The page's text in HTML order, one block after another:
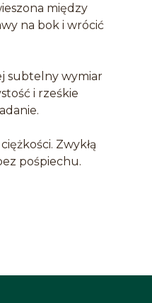
między
na bok i wrócić
subtelny wymiar
i rześkie
Zwykłą
pośpiechu.